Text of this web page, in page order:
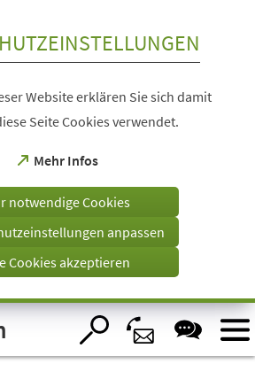
Website erklären Sie sich damit
Seite Cookies verwendet.
Mehr Infos
(Öffnet
einem
Tab)
notwendige Cookies
anpassen
Cookies akzeptieren